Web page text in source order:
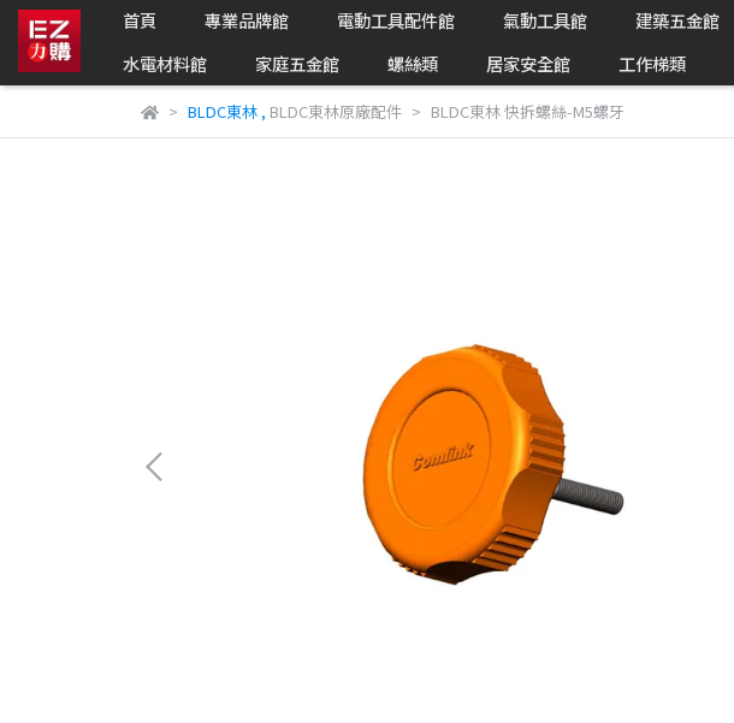
首頁 專業品牌館 電動工具配件館 氣動工具館 建築五金館
水電材料館
家庭五金館 螺絲類 居家安全館 工作梯類
BLDC東林, BLDC東林原廠配件 BLDC東林 快拆螺絲-M5螺牙